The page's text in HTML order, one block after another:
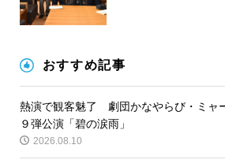
おすすめ記事
熱演で観客魅了 劇団かなやらび・ミ
９弾公演「碧の涙雨」
2026.08.10